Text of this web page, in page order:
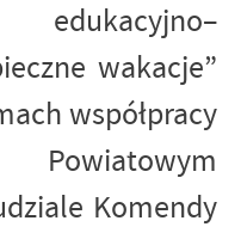
wakacje”
współpracy
Komendy